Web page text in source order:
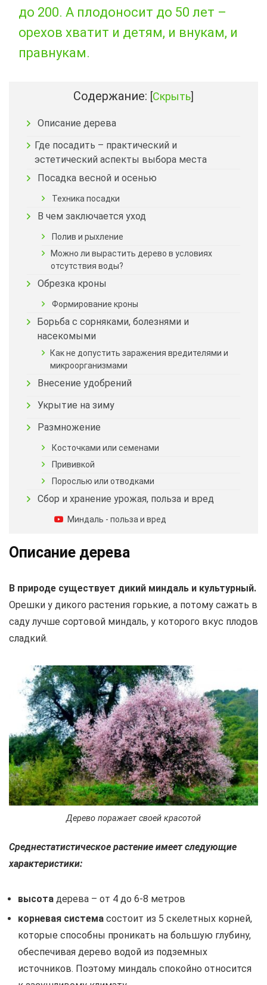
до 200. А плодоносит до 50 лет –
орехов хватит и детям, и внукам, и
правнукам.
Содержание: [Скрыть]
Описание дерева
Где посадить – практический и
эстетический аспекты выбора места
Посадка весной и осенью
Техника посадки
В чем заключается уход
Полив и рыхление
Можно ли вырастить дерево в условиях
отсутствия воды?
Обрезка кроны
Формирование кроны
Борьба с сорняками, болезнями и
насекомыми
Как не допустить заражения вредителями и
микроорганизмами
Внесение удобрений
Укрытие на зиму
Размножение
Косточками или семенами
Прививкой
Порослью или отводками
Сбор и хранение урожая, польза и вред
Миндаль - польза и вред
Описание дерева
В природе существует дикий миндаль и культурный.
Орешки у дикого растения горькие, а потому сажать в
саду лучше сортовой миндаль, у которого вкус плодов
сладкий.
Дерево поражает своей красотой
Среднестатистическое растение имеет следующие
характеристики:
высота дерева – от 4 до 6-8 метров
корневая система состоит из 5 скелетных корней,
которые способны проникать на большую глубину,
обеспечивая дерево водой из подземных
источников. Поэтому миндаль спокойно относится